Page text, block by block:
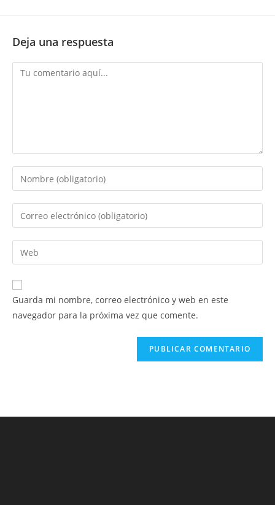
Deja una respuesta
Comentario
Introduce
tu
nombre
de
usuario
para
comentar
Introduce
tu
dirección
de
electrónico
para
comentar
Introduce
la
URL
de
Guarda mi nombre, correo electrónico y web en este
navegador para la próxima vez que comente.